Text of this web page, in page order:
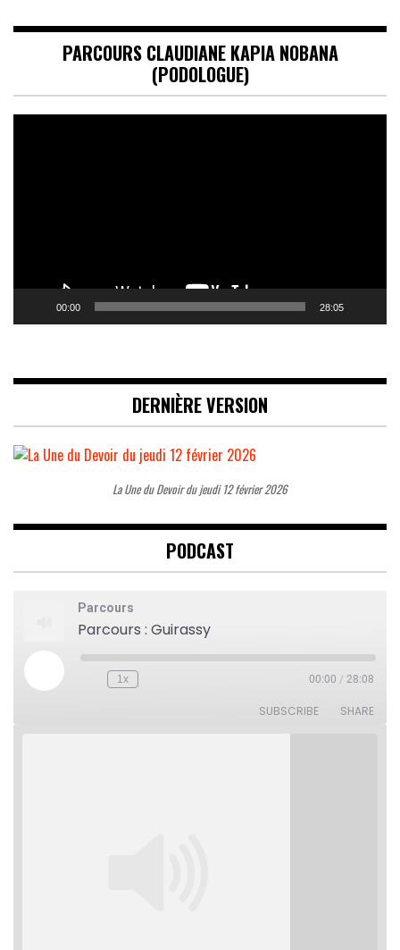
PARCOURS CLAUDIANE KAPIA NOBANA
(PODOLOGUE)
00:00 28:05
DERNIÈRE VERSION
La Une du Devoir du jeudi 12 février 2026
PODCAST
Parcours
Parcours : Guirassy
Play
Episode
Rewind
1x 00:00 / 28:08
SUBSCRIBE SHARE